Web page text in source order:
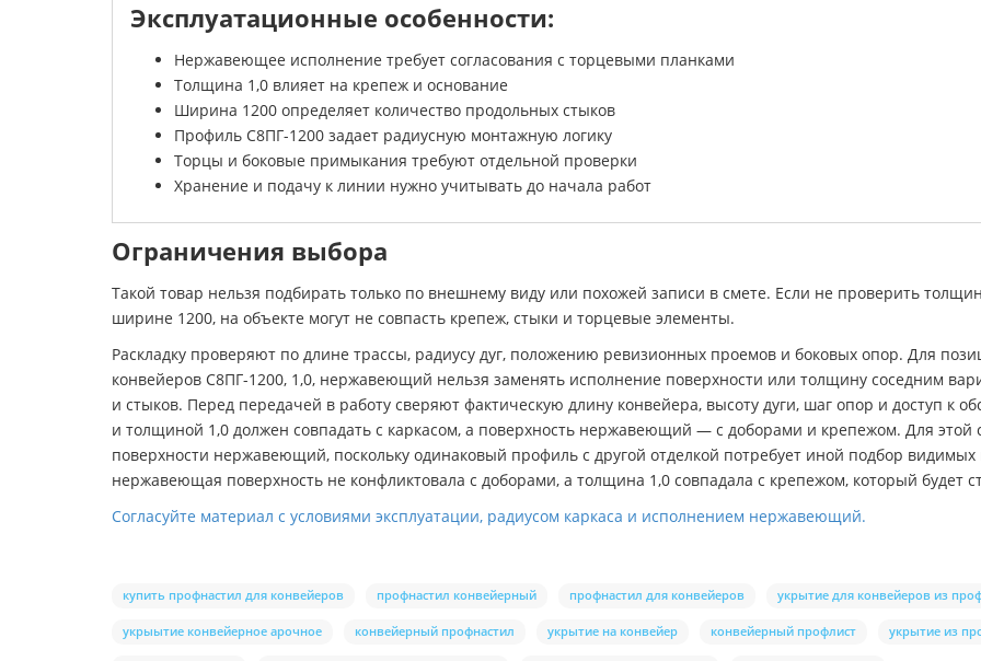
Эксплуатационные особенности:
Нержавеющее исполнение требует согласования с торцевыми планками
Толщина 1,0 влияет на крепеж и основание
Ширина 1200 определяет количество продольных стыков
Профиль С8ПГ-1200 задает радиусную монтажную логику
Торцы и боковые примыкания требуют отдельной проверки
Хранение и подачу к линии нужно учитывать до начала работ
Ограничения выбора
Такой товар нельзя подбирать только по внешнему виду или похожей записи в смете. Если не проверить
ширине 1200, на объекте могут не совпасть крепеж, стыки и торцевые элементы.
Раскладку проверяют по длине трассы, радиусу дуг, положению ревизионных проемов и боковых опор. Для
конвейеров С8ПГ-1200, 1,0, нержавеющий нельзя заменять исполнение поверхности или толщину соседним
и стыков. Перед передачей в работу сверяют фактическую длину конвейера, высоту дуги, шаг опор и доступ
и толщиной 1,0 должен совпадать с каркасом, а поверхность нержавеющий — с доборами и крепежом. Для этой
поверхности нержавеющий, поскольку одинаковый профиль с другой отделкой потребует иной подбор
нержавеющая поверхность не конфликтовала с доборами, а толщина 1,0 совпадала с крепежом, который будет
Согласуйте материал с условиями эксплуатации, радиусом каркаса и исполнением нержавеющий.
купить профнастил для конвейеров профнастил конвейерный профнастил для конвейеров укрытие для конвейеров из
укрыытие конвейерное арочное конвейерный профнастил укрытие на конвейер конвейерный профлист укрытие из